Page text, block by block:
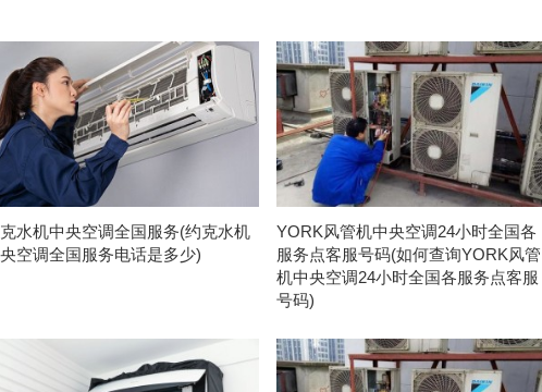
水机中央空调全国服务(约克水机
空调全国服务电话是多少)
YORK风管机中央空调24小时全国各
服务点客服号码(如何查询YORK风管
机中央空调24小时全国各服务点客服
号码)